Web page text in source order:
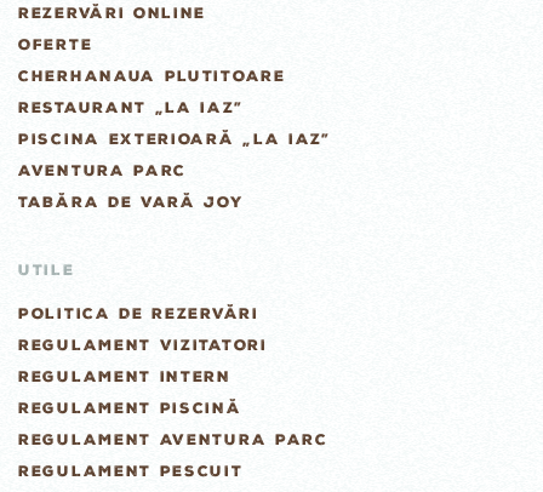
REZERVĂRI ONLINE
OFERTE
CHERHANAUA PLUTITOARE
RESTAURANT „LA IAZ”
PISCINA EXTERIOARĂ „LA IAZ”
AVENTURA PARC
TABĂRA DE VARĂ JOY
UTILE
POLITICA DE REZERVĂRI
REGULAMENT VIZITATORI
REGULAMENT INTERN
REGULAMENT PISCINĂ
REGULAMENT AVENTURA PARC
REGULAMENT PESCUIT